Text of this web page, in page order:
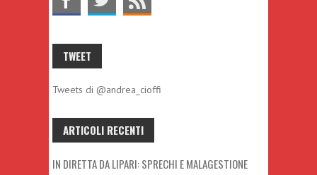
TWEET
Tweets di @andrea_cioffi
ARTICOLI RECENTI
IN DIRETTA DA LIPARI: SPRECHI E MALAGESTIONE